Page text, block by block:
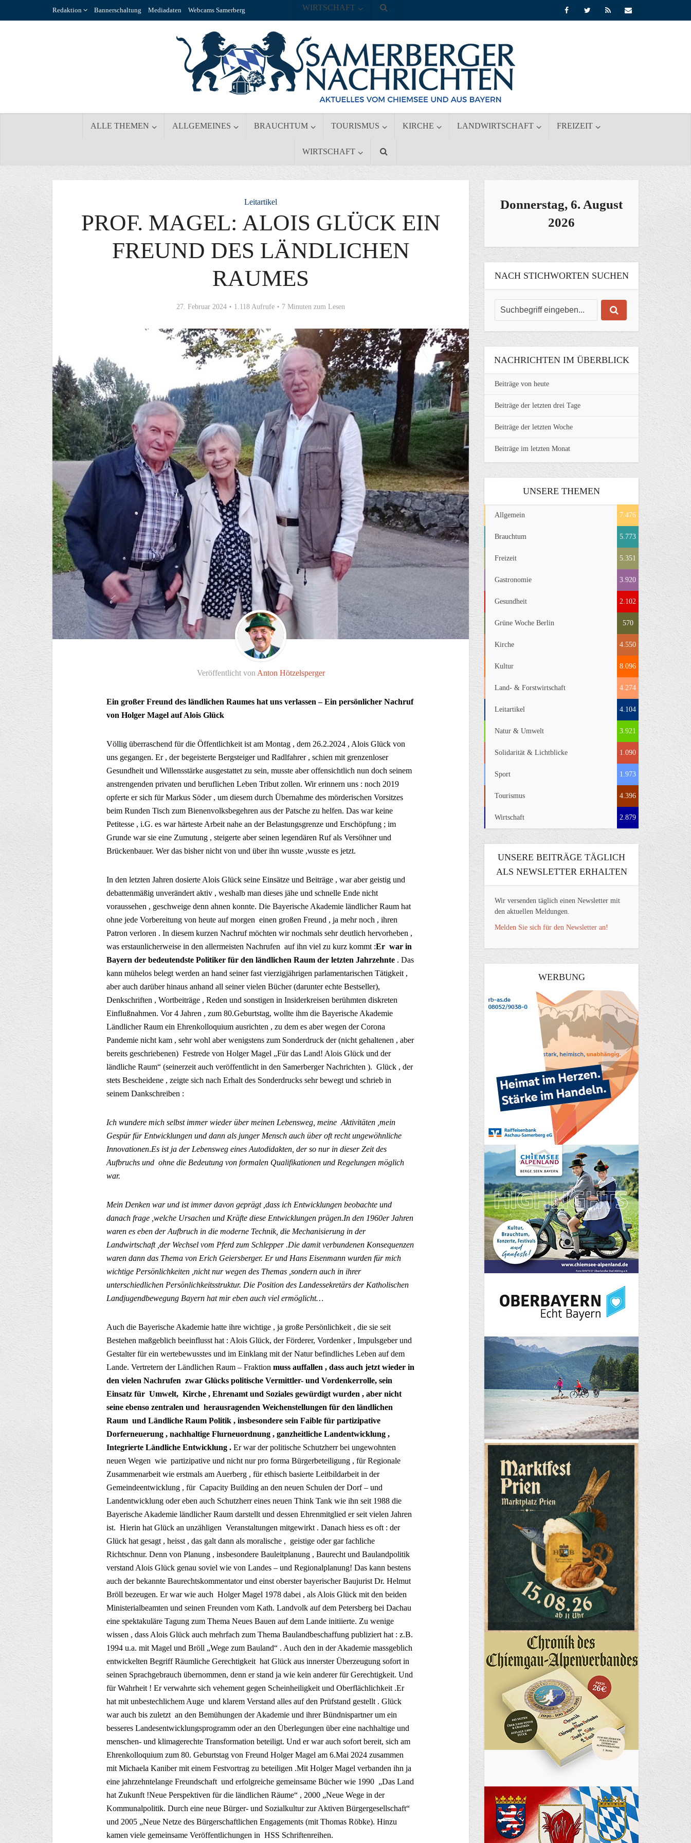
Redaktion Bannerschaltung Mediadaten Webcams Samerberg
ALLE THEMEN ALLGEMEINES BRAUCHTUM TOURISMUS KIRCHE LANDWIRTSCHAFT FREIZEIT
WIRTSCHAFT
WIRTSCHAFT
Leitartikel
PROF. MAGEL: ALOIS GLÜCK EIN
FREUND DES LÄNDLICHEN
RAUMES
27. Februar 2024 1.118 Aufrufe 7 Minuten zum Lesen
Veröffentlicht von Anton Hötzelsperger
Ein großer Freund des ländlichen Raumes hat uns verlassen – Ein persönlicher Nachruf
von Holger Magel auf Alois Glück
Völlig überraschend für die Öffentlichkeit ist am Montag , dem 26.2.2024 , Alois Glück von
uns gegangen. Er , der begeisterte Bergsteiger und Radlfahrer , schien mit grenzenloser
Gesundheit und Willensstärke ausgestattet zu sein, musste aber offensichtlich nun doch seinem
anstrengenden privaten und beruflichen Leben Tribut zollen. Wir erinnern uns : noch 2019
opferte er sich für Markus Söder , um diesem durch Übernahme des mörderischen Vorsitzes
beim Runden Tisch zum Bienenvolksbegehren aus der Patsche zu helfen. Das war keine
Petitesse , i.G. es war härteste Arbeit nahe an der Belastungsgrenze und Erschöpfung ; im
Grunde war sie eine Zumutung , steigerte aber seinen legendären Ruf als Versöhner und
Brückenbauer. Wer das bisher nicht von und über ihn wusste ,wusste es jetzt.
In den letzten Jahren dosierte Alois Glück seine Einsätze und Beiträge , war aber geistig und
debattenmäßig unverändert aktiv , weshalb man dieses jähe und schnelle Ende nicht
voraussehen , geschweige denn ahnen konnte. Die Bayerische Akademie ländlicher Raum hat
ohne jede Vorbereitung von heute auf morgen einen großen Freund , ja mehr noch , ihren
Patron verloren . In diesem kurzen Nachruf möchten wir nochmals sehr deutlich hervorheben ,
was erstaunlicherweise in den allermeisten Nachrufen auf ihn viel zu kurz kommt :Er war in
Bayern der bedeutendste Politiker für den ländlichen Raum der letzten Jahrzehnte . Das
kann mühelos belegt werden an hand seiner fast vierzigjährigen parlamentarischen Tätigkeit ,
aber auch darüber hinaus anhand all seiner vielen Bücher (darunter echte Bestseller),
Denkschriften , Wortbeiträge , Reden und sonstigen in Insiderkreisen berühmten diskreten
Einflußnahmen. Vor 4 Jahren , zum 80.Geburtstag, wollte ihm die Bayerische Akademie
Ländlicher Raum ein Ehrenkolloquium ausrichten , zu dem es aber wegen der Corona
Pandemie nicht kam , sehr wohl aber wenigstens zum Sonderdruck der (nicht gehaltenen , aber
bereits geschriebenen) Festrede von Holger Magel „Für das Land! Alois Glück und der
ländliche Raum“ (seinerzeit auch veröffentlicht in den Samerberger Nachrichten ). Glück , der
stets Bescheidene , zeigte sich nach Erhalt des Sonderdrucks sehr bewegt und schrieb in
seinem Dankschreiben :
Ich wundere mich selbst immer wieder über meinen Lebensweg, meine Aktivitäten ,mein
Gespür für Entwicklungen und dann als junger Mensch auch über oft recht ungewöhnliche
Innovationen.Es ist ja der Lebensweg eines Autodidakten, der so nur in dieser Zeit des
Aufbruchs und ohne die Bedeutung von formalen Qualifikationen und Regelungen möglich
war.
Mein Denken war und ist immer davon geprägt ,dass ich Entwicklungen beobachte und
danach frage ,welche Ursachen und Kräfte diese Entwicklungen prägen.In den 1960er Jahren
waren es eben der Aufbruch in die moderne Technik, die Mechanisierung in der
Landwirtschaft ,der Wechsel vom Pferd zum Schlepper .Die damit verbundenen Konsequenzen
waren dann das Thema von Erich Geiersberger. Er und Hans Eisenmann wurden für mich
wichtige Persönlichkeiten ,nicht nur wegen des Themas ,sondern auch in ihrer
unterschiedlichen Persönlichkeitsstruktur. Die Position des Landessekretärs der Katholischen
Landjugendbewegung Bayern hat mir eben auch viel ermöglicht…
Auch die Bayerische Akademie hatte ihre wichtige , ja große Persönlichkeit , die sie seit
Bestehen maßgeblich beeinflusst hat : Alois Glück, der Förderer, Vordenker , Impulsgeber und
Gestalter für ein wertebewusstes und im Einklang mit der Natur befindliches Leben auf dem
Lande. Vertretern der Ländlichen Raum – Fraktion muss auffallen , dass auch jetzt wieder in
den vielen Nachrufen zwar Glücks politische Vermittler- und Vordenkerrolle, sein
Einsatz für Umwelt, Kirche , Ehrenamt und Soziales gewürdigt wurden , aber nicht
seine ebenso zentralen und herausragenden Weichenstellungen für den ländlichen
Raum und Ländliche Raum Politik , insbesondere sein Faible für partizipative
Dorferneuerung , nachhaltige Flurneuordnung , ganzheitliche Landentwicklung ,
Integrierte Ländliche Entwicklung . Er war der politische Schutzherr bei ungewohnten
neuen Wegen wie partizipative und nicht nur pro forma Bürgerbeteiligung , für Regionale
Zusammenarbeit wie erstmals am Auerberg , für ethisch basierte Leitbildarbeit in der
Gemeindeentwicklung , für Capacity Building an den neuen Schulen der Dorf – und
Landentwicklung oder eben auch Schutzherr eines neuen Think Tank wie ihn seit 1988 die
Bayerische Akademie ländlicher Raum darstellt und dessen Ehrenmitglied er seit vielen Jahren
ist. Hierin hat Glück an unzähligen Veranstaltungen mitgewirkt . Danach hiess es oft : der
Glück hat gesagt , heisst , das galt dann als moralische , geistige oder gar fachliche
Richtschnur. Denn von Planung , insbesondere Bauleitplanung , Baurecht und Baulandpolitik
verstand Alois Glück genau soviel wie von Landes – und Regionalplanung! Das kann bestens
auch der bekannte Baurechtskommentator und einst oberster bayerischer Baujurist Dr. Helmut
Bröll bezeugen. Er war wie auch Holger Magel 1978 dabei , als Alois Glück mit den beiden
Ministerialbeamten und seinen Freunden vom Kath. Landvolk auf dem Petersberg bei Dachau
eine spektakuläre Tagung zum Thema Neues Bauen auf dem Lande initiierte. Zu wenige
wissen , dass Alois Glück auch mehrfach zum Thema Baulandbeschaffung publiziert hat : z.B.
1994 u.a. mit Magel und Bröll „Wege zum Bauland“ . Auch den in der Akademie massgeblich
entwickelten Begriff Räumliche Gerechtigkeit hat Glück aus innerster Überzeugung sofort in
seinen Sprachgebrauch übernommen, denn er stand ja wie kein anderer für Gerechtigkeit. Und
für Wahrheit ! Er verwahrte sich vehement gegen Scheinheiligkeit und Oberflächlichkeit .Er
hat mit unbestechlichem Auge und klarem Verstand alles auf den Prüfstand gestellt . Glück
war auch bis zuletzt an den Bemühungen der Akademie und ihrer Bündnispartner um ein
besseres Landesentwicklungsprogramm oder an den Überlegungen über eine nachhaltige und
menschen- und klimagerechte Transformation beteiligt. Und er war auch sofort bereit, sich am
Ehrenkolloquium zum 80. Geburtstag von Freund Holger Magel am 6.Mai 2024 zusammen
mit Michaela Kaniber mit einem Festvortrag zu beteiligen .Mit Holger Magel verbanden ihn ja
eine jahrzehntelange Freundschaft und erfolgreiche gemeinsame Bücher wie 1990 „Das Land
hat Zukunft !Neue Perspektiven für die ländlichen Räume“ , 2000 „Neue Wege in der
Kommunalpolitik. Durch eine neue Bürger- und Sozialkultur zur Aktiven Bürgergesellschaft“
und 2005 „Neue Netze des Bürgerschaftlichen Engagements (mit Thomas Röbke). Hinzu
kamen viele gemeinsame Veröffentlichungen in HSS Schriftenreihen.
Donnerstag, 6. August
2026
NACH STICHWORTEN SUCHEN
NACHRICHTEN IM ÜBERBLICK
Beiträge von heute
Beiträge der letzten drei Tage
Beiträge der letzten Woche
Beiträge im letzten Monat
UNSERE THEMEN
Allgemein 7.476
Brauchtum 5.773
Freizeit 5.351
Gastronomie 3.920
Gesundheit 2.102
Grüne Woche Berlin 570
Kirche 4.550
Kultur 8.096
Land- & Forstwirtschaft 4.274
Leitartikel 4.104
Natur & Umwelt 3.921
Solidarität & Lichtblicke 1.090
Sport 1.973
Tourismus 4.396
Wirtschaft 2.879
UNSERE BEITRÄGE TÄGLICH
ALS NEWSLETTER ERHALTEN
Wir versenden täglich einen Newsletter mit
den aktuellen Meldungen.
Melden Sie sich für den Newsletter an!
WERBUNG